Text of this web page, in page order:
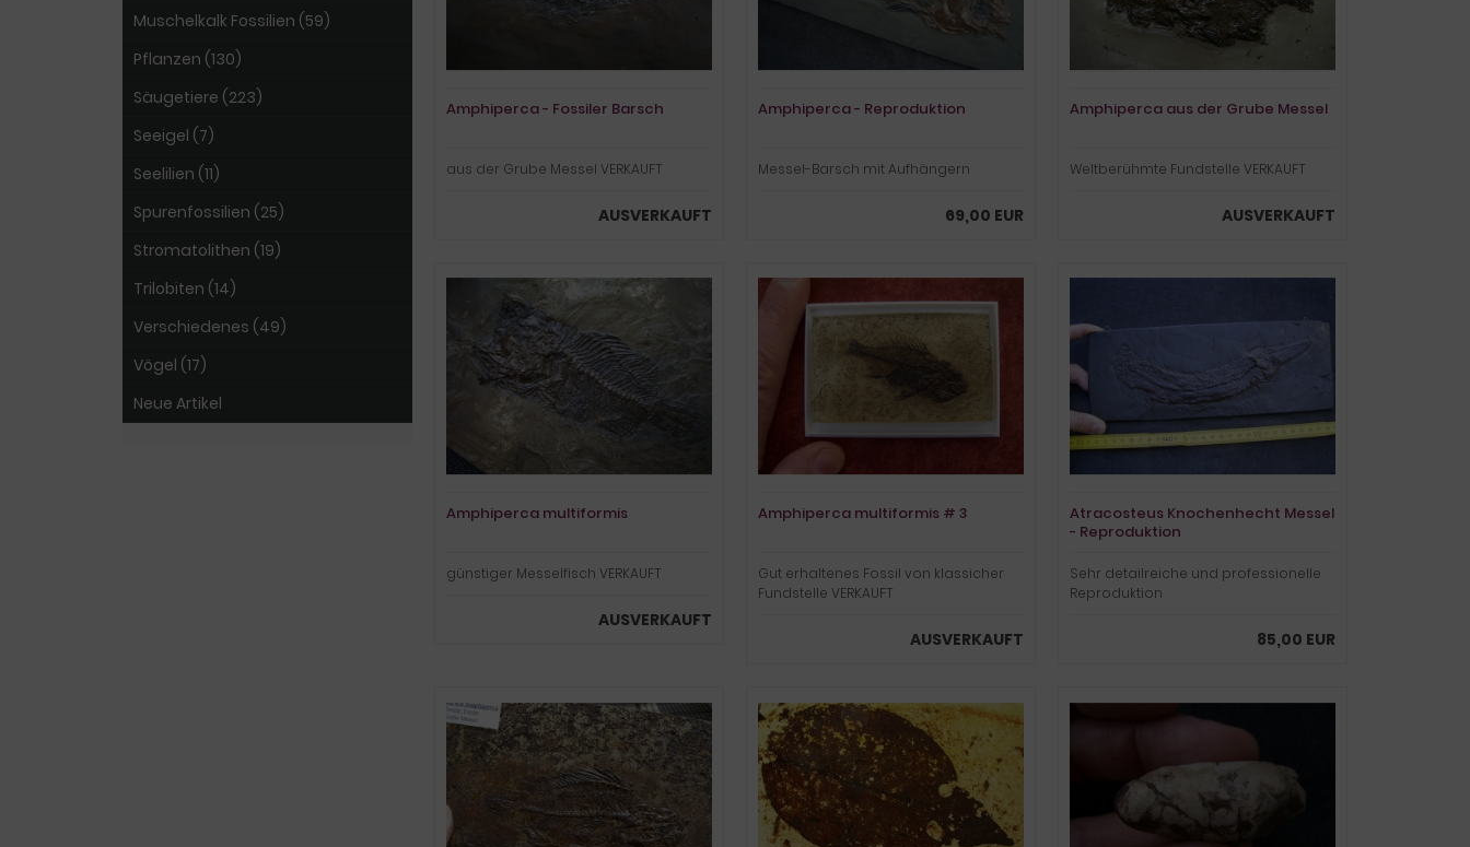
Amphiperca - Fossiler Barsch
aus der Grube Messel VERKAUFT
AUSVERKAUFT
Amphiperca - Reproduktion
Messel-Barsch mit Aufhängern
69,00 EUR
Amphiperca aus der Grube Messel
Weltberühmte Fundstelle VERKAUFT
AUSVERKAUFT
Amphiperca multiformis
günstiger Messelfisch VERKAUFT
AUSVERKAUFT
Amphiperca multiformis # 3
Gut erhaltenes Fossil von klassicher
Fundstelle VERKAUFT
AUSVERKAUFT
Atracosteus Knochenhecht Messel
- Reproduktion
Sehr detailreiche und professionelle
Reproduktion
85,00 EUR
Muschelkalk Fossilien (59)
Pflanzen (130)
Säugetiere (223)
Seeigel (7)
Seelilien (11)
Spurenfossilien (25)
Stromatolithen (19)
Trilobiten (14)
Verschiedenes (49)
Vögel (17)
Neue Artikel